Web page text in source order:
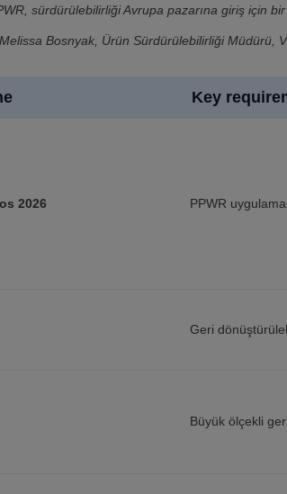
sürdürülebilirliği Avrupa pazarına giriş için
Bosnyak, Ürün Sürdürülebilirliği Müdürü,
Key
2026 PPWR
Geri
Büyük ölçekli